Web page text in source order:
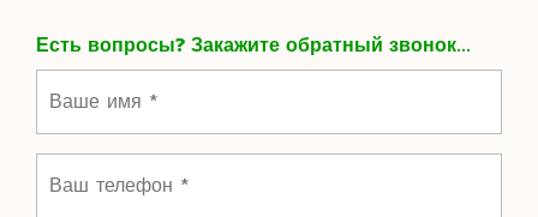
Есть вопросы? Закажите обратный звонок...